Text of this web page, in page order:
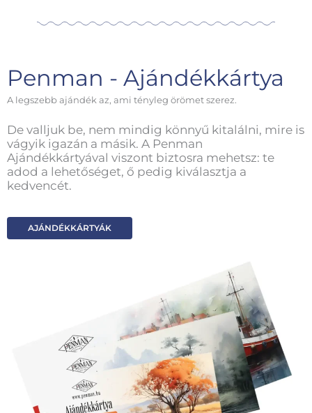
Penman - Ajándékkártya
A legszebb ajándék az, ami tényleg örömet szerez.
De valljuk be, nem mindig könnyű kitalálni, mire is
vágyik igazán a másik. A Penman
Ajándékkártyával viszont biztosra mehetsz: te
adod a lehetőséget, ő pedig kiválasztja a
kedvencét.
AJÁNDÉKKÁRTYÁK